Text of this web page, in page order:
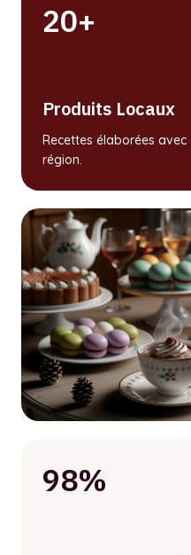
20+
Produits Locaux
Recettes élaborées
région.
98%